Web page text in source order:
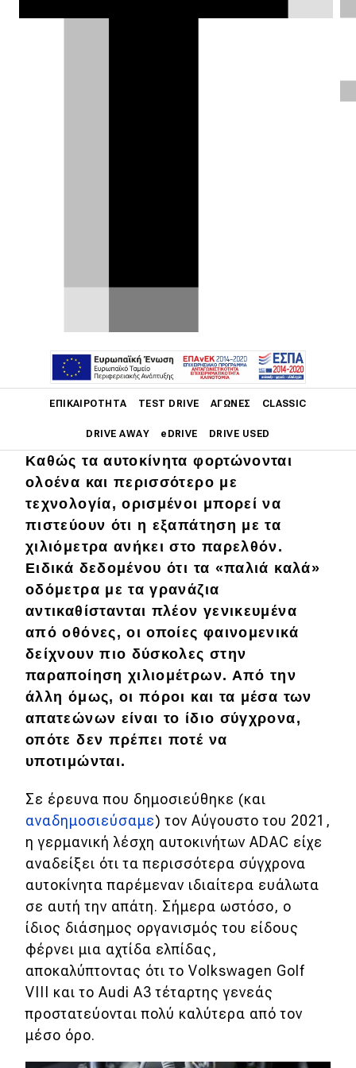
ΕΠΙΚΑΙΡΌΤΗΤΑ TEST DRIVE ΑΓΏΝΕΣ CLASSIC
DRIVE AWAY eDRIVE DRIVE USED
Main navigation
Επικαιρότητα
Νέα μοντέλα
Πρωτότυπα
Ελλάδα
Κόσμος
Τεχνολογία
Ασφάλεια
Αγορά
Απόψεις
Test Drive
Δοκιμή
Αποστολή
Συγκρίνουμε
Αγώνες
Formula 1
WRC
Motorsport
συχνά ακόμα εύκολη. Αλλά η γερμανική
Καθώς τα αυτοκίνητα φορτώνονται
ολοένα και περισσότερο με
τεχνολογία, ορισμένοι μπορεί να
πιστεύουν ότι η εξαπάτηση με τα
χιλιόμετρα ανήκει στο παρελθόν.
Ειδικά δεδομένου ότι τα «παλιά καλά»
οδόμετρα με τα γρανάζια
αντικαθίστανται πλέον γενικευμένα
από οθόνες, οι οποίες φαινομενικά
δείχνουν πιο δύσκολες στην
παραποίηση χιλιομέτρων. Από την
άλλη όμως, οι πόροι και τα μέσα των
απατεώνων είναι το ίδιο σύγχρονα,
οπότε δεν πρέπει ποτέ να
υποτιμώνται.
Σε έρευνα που δημοσιεύθηκε (και
αναδημοσιεύσαμε) τον Αύγουστο του 2021,
η γερμανική λέσχη αυτοκινήτων ADAC είχε
αναδείξει ότι τα περισσότερα σύγχρονα
αυτοκίνητα παρέμεναν ιδιαίτερα ευάλωτα
σε αυτή την απάτη. Σήμερα ωστόσο, ο
ίδιος διάσημος οργανισμός του είδους
φέρνει μια αχτίδα ελπίδας,
αποκαλύπτοντας ότι το Volkswagen Golf
VIII και το Audi A3 τέταρτης γενεάς
προστατεύονται πολύ καλύτερα από τον
μέσο όρο.